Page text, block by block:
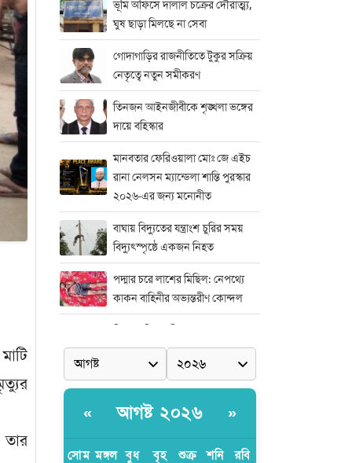
ভূমি অফিসে দালাল চক্রের দৌরাত্ম্য,
ঘুষ ছাড়া মিলছে না সেবা
গোদাগাড়ির রাজনীতিতে টুকুর সক্রিয়
নেতৃত্বে নতুন সমীকরণ
তিনজন আইনজীবীকে শৃঙ্খলা ভঙ্গের
দায়ে বহিস্কার
মানবতার ফেরিওয়ালা মোঃ জে এইচ
রানা নেলসন ম্যান্ডেলা শান্তি পুরস্কার
২০২৬-এর জন্য মনোনীত
বাঘায় বিদ্যুতের যন্ত্রাংশ চুরির সময়
বিদ্যুৎস্পৃষ্ঠে একজন নিহত
পদ্মার চরে লাশের মিছিল: নেপথ্যে
কাকন বাহিনীর অভ্যন্তরীণ কোন্দল
জড়িতদের দ্রুত দৃষ্টান্তমূলক শাস্তির
দাবিতে সাভারে এক বিশাল মানববন্ধন
মিডিয়া এন্ড এন্ট্রাপ্রেনিয়র অ্যাওয়ার্ড–
২০২৬
র‍্যাবের বিশেষ অভিযান: বিদেশি
« আগষ্ট ২০২৬ »
সোম মঙ্গল বুধ বৃহ শুক্র শনি রবি